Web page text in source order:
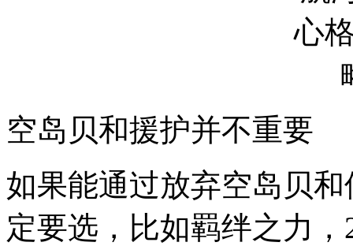
空岛贝和援护并不重要
如果能通过放弃空岛贝
定要选，比如羁绊之力